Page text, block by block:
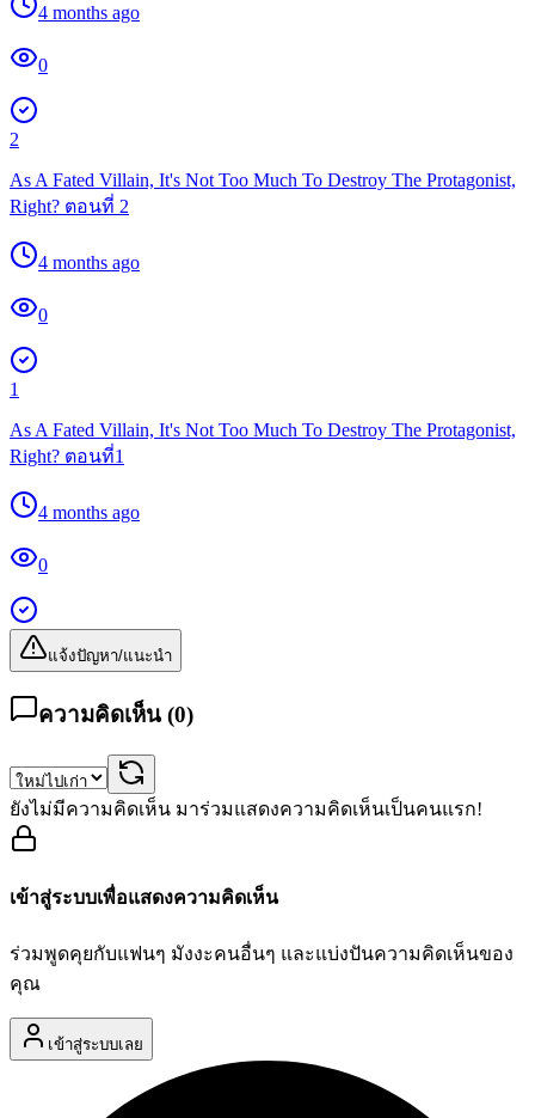
4 months ago
0
2
As A Fated Villain, It's Not Too Much To Destroy The Protagonist,
Right? ตอนที่ 2
4 months ago
0
1
As A Fated Villain, It's Not Too Much To Destroy The Protagonist,
Right? ตอนที่1
4 months ago
0
แจ้งปัญหา/แนะนำ
ความคิดเห็น (0)
ยังไม่มีความคิดเห็น มาร่วมแสดงความคิดเห็นเป็นคนแรก!
เข้าสู่ระบบเพื่อแสดงความคิดเห็น
ร่วมพูดคุยกับแฟนๆ มังงะคนอื่นๆ และแบ่งปันความคิดเห็นของ
คุณ
เข้าสู่ระบบเลย